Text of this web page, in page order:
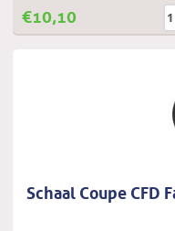
€10,10
Schaal Coupe